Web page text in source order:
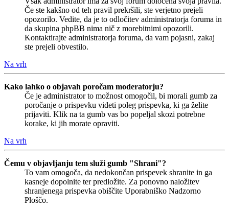
Če ste kakšno od teh pravil prekršili, ste verjetno prejeli
opozorilo. Vedite, da je to odločitev administratorja foruma in
da skupina phpBB nima nič z morebitnimi opozorili.
Kontaktirajte administratorja foruma, da vam pojasni, zakaj
ste prejeli obvestilo.
Na vrh
Kako lahko o objavah poročam moderatorju?
Če je administrator to možnost omogočil, bi morali gumb za
poročanje o prispevku videti poleg prispevka, ki ga želite
prijaviti. Klik na ta gumb vas bo popeljal skozi potrebne
korake, ki jih morate opraviti.
Na vrh
Čemu v objavljanju tem služi gumb "Shrani"?
To vam omogoča, da nedokončan prispevek shranite in ga
kasneje dopolnite ter predložite. Za ponovno naložitev
shranjenega prispevka obiščite Uporabniško Nadzorno
Ploščo.